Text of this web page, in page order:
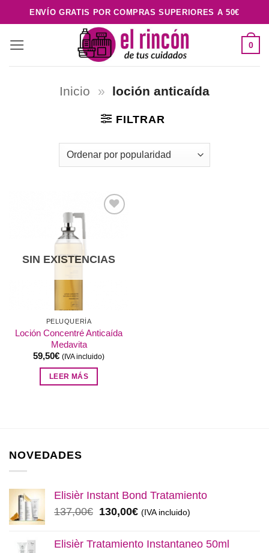
al
contenido
ENVÍO GRATIS POR COMPRAS SUPERIORES A 50€
0
Inicio » loción anticaída
FILTRAR
SIN EXISTENCIAS
PELUQUERÍA
Loción Concentré Anticaída
Medavita
59,50€ (IVA incluido)
LEER MÁS
NOVEDADES
Elisièr Instant Bond Tratamiento
137,00€ El
original
130,00€El
actual
(IVA incluido)
Elisièr Tratamiento Instantaneo 50ml